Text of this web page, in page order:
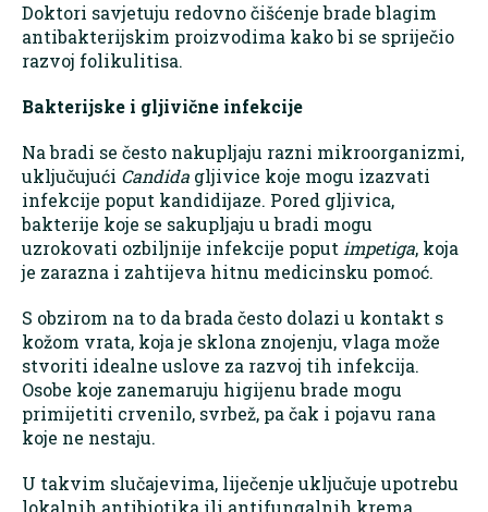
Doktori savjetuju redovno čišćenje brade blagim
antibakterijskim proizvodima kako bi se spriječio
razvoj folikulitisa.
Bakterijske i gljivične infekcije
Na bradi se često nakupljaju razni mikroorganizmi,
uključujući Candida gljivice koje mogu izazvati
infekcije poput kandidijaze. Pored gljivica,
bakterije koje se sakupljaju u bradi mogu
uzrokovati ozbiljnije infekcije poputimpetiga, koja
je zarazna i zahtijeva hitnu medicinsku pomoć.
S obzirom na to da brada često dolazi u kontakt s
kožom vrata, koja je sklona znojenju, vlaga može
stvoriti idealne uslove za razvoj tih infekcija.
Osobe koje zanemaruju higijenu brade mogu
primijetiti crvenilo, svrbež, pa čak i pojavu rana
koje ne nestaju.
U takvim slučajevima, liječenje uključuje upotrebu